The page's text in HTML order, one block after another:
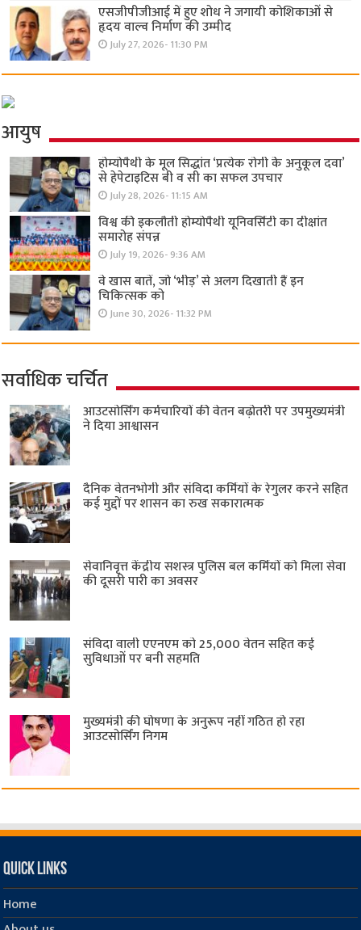
एसजीपीजीआई में हुए शोध ने जगायी कोशिकाओं से
हृदय वाल्व निर्माण की उम्मीद
July 27, 2026- 11:30 PM
आयुष
होम्योपैथी के मूल सिद्धांत ‘प्रत्येक रोगी केे अनुकूल दवा’
से हेपेटाइटिस बी व सी का सफल उपचार
July 28, 2026- 11:15 AM
विश्व की इकलौती होम्योपैथी यूनिवर्सिटी का दीक्षांत
समारोह संपन्न
July 19, 2026- 9:36 AM
वे खास बातें, जो ‘भीड़’ से अलग दिखाती हैं इन
चिकित्सक को
June 30, 2026- 11:32 PM
सर्वाधिक चर्चित
आउटसोर्सिंग कर्मचारियों की वेतन बढ़ोतरी पर उपमुख्यमंत्री
ने दिया आश्वासन
दैनिक वेतनभोगी और संविदा कर्मियों के रेगुलर करने सहित
कई मुद्दों पर शासन का रुख सकारात्मक
सेवानिवृत्त केंद्रीय सशस्त्र पुलिस बल ​कर्मियों को मिला सेवा
की दूसरी पारी का अवसर
संविदा वाली एएनएम को 25,000 वेतन सहित कई
सुविधाओं पर बनी सहमति
मुख्यमंत्री की घोषणा के अनुरूप नहीं गठित हो रहा
आउटसोर्सिंग निगम
Quick Links
Home